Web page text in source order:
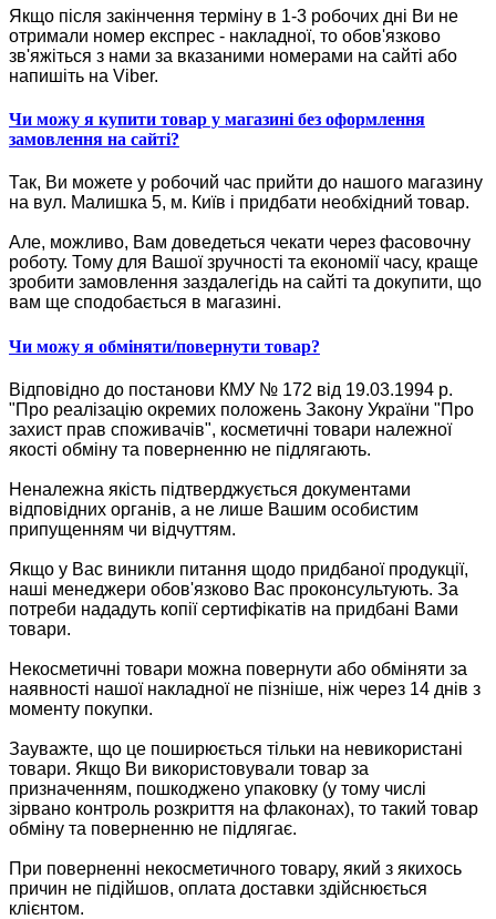
Якщо після закінчення терміну в 1-3 робочих дні Ви не
отримали номер експрес - накладної, то обов'язково
зв'яжіться з нами за вказаними номерами на сайті або
напишіть на Viber.
Чи можу я купити товар у магазині без оформлення
замовлення на сайті?
Так, Ви можете у робочий час прийти до нашого магазину
на вул. Малишка 5, м. Київ і придбати необхідний товар.
Але, можливо, Вам доведеться чекати через фасовочну
роботу. Тому для Вашої зручності та економії часу, краще
зробити замовлення заздалегідь на сайті та докупити, що
вам ще сподобається в магазині.
Чи можу я обміняти/повернути товар?
Відповідно до постанови КМУ № 172 від 19.03.1994 р.
"Про реалізацію окремих положень Закону України "Про
захист прав споживачів", косметичні товари належної
якості обміну та поверненню не підлягають.
Неналежна якість підтверджується документами
відповідних органів, а не лише Вашим особистим
припущенням чи відчуттям.
Якщо у Вас виникли питання щодо придбаної продукції,
наші менеджери обов'язково Вас проконсультують. За
потреби нададуть копії сертифікатів на придбані Вами
товари.
Некосметичні товари можна повернути або обміняти за
наявності нашої накладної не пізніше, ніж через 14 днів з
моменту покупки.
Зауважте, що це поширюється тільки на невикористані
товари. Якщо Ви використовували товар за
призначенням, пошкоджено упаковку (у тому числі
зірвано контроль розкриття на флаконах), то такий товар
обміну та поверненню не підлягає.
При поверненні некосметичного товару, який з якихось
причин не підійшов, оплата доставки здійснюється
клієнтом.